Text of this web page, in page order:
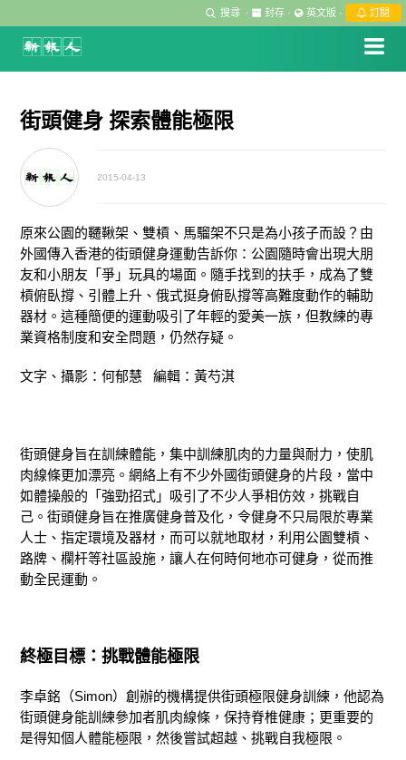
搜尋 · 封存 · 英文版 · 訂閱
街頭健身 探索體能極限
2015-04-13
原來公園的韆鞦架、雙槓、馬騮架不只是為小孩子而設？由
外國傳入香港的街頭健身運動告訴你：公園隨時會出現大朋
友和小朋友「爭」玩具的場面。隨手找到的扶手，成為了雙
槓俯臥撐、引體上升、俄式挺身俯臥撐等高難度動作的輔助
器材。這種簡便的運動吸引了年輕的愛美一族，但教練的專
業資格制度和安全問題，仍然存疑。
文字、攝影：何郁慧 編輯：黃芍淇
街頭健身旨在訓練體能，集中訓練肌肉的力量與耐力，使肌
肉線條更加漂亮。網絡上有不少外國街頭健身的片段，當中
如體操般的「強勁招式」吸引了不少人爭相仿效，挑戰自
己。街頭健身旨在推廣健身普及化，令健身不只局限於專業
人士、指定環境及器材，而可以就地取材，利用公園雙槓、
路牌、欄杆等社區設施，讓人在何時何地亦可健身，從而推
動全民運動。
終極目標：挑戰體能極限
李卓銘（Simon）創辦的機構提供街頭極限健身訓練，他認為
街頭健身能訓練參加者肌肉線條，保持脊椎健康；更重要的
是得知個人體能極限，然後嘗試超越、挑戰自我極限。